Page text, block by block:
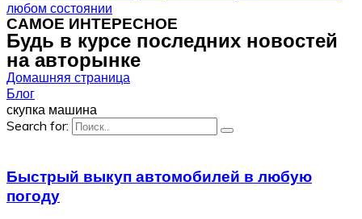
САМОЕ ИНТЕРЕСНОЕ
Будь в курсе последних новостей
на авторынке
Домашняя страница
Блог
скупка машина
Search for:
Быстрый выкуп автомобилей в любую
погоду